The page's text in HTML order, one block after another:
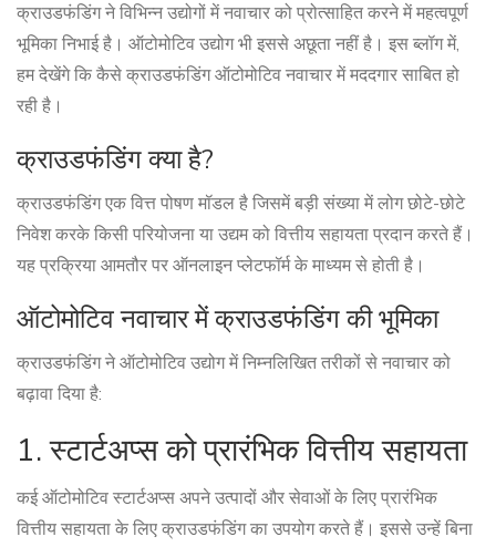
क्राउडफंडिंग ने विभिन्न उद्योगों में नवाचार को प्रोत्साहित करने में महत्वपूर्ण
भूमिका निभाई है। ऑटोमोटिव उद्योग भी इससे अछूता नहीं है। इस ब्लॉग में,
हम देखेंगे कि कैसे क्राउडफंडिंग ऑटोमोटिव नवाचार में मददगार साबित हो
रही है।
क्राउडफंडिंग क्या है?
क्राउडफंडिंग एक वित्त पोषण मॉडल है जिसमें बड़ी संख्या में लोग छोटे-छोटे
निवेश करके किसी परियोजना या उद्यम को वित्तीय सहायता प्रदान करते हैं।
यह प्रक्रिया आमतौर पर ऑनलाइन प्लेटफॉर्म के माध्यम से होती है।
ऑटोमोटिव नवाचार में क्राउडफंडिंग की भूमिका
क्राउडफंडिंग ने ऑटोमोटिव उद्योग में निम्नलिखित तरीकों से नवाचार को
बढ़ावा दिया है:
1. स्टार्टअप्स को प्रारंभिक वित्तीय सहायता
कई ऑटोमोटिव स्टार्टअप्स अपने उत्पादों और सेवाओं के लिए प्रारंभिक
वित्तीय सहायता के लिए क्राउडफंडिंग का उपयोग करते हैं। इससे उन्हें बिना